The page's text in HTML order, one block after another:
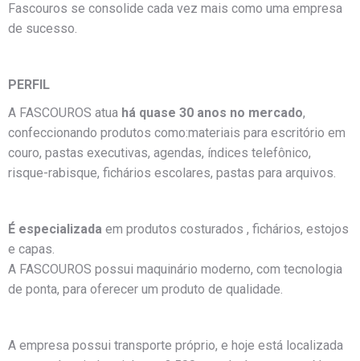
Fascouros se consolide cada vez mais como uma empresa
de sucesso.
PERFIL
A FASCOUROS atua há quase 30 anos no mercado,
confeccionando produtos como:materiais para escritório em
couro, pastas executivas, agendas, índices telefônico,
risque-rabisque, fichários escolares, pastas para arquivos.
É especializada em produtos costurados , fichários, estojos
e capas.
A FASCOUROS possui maquinário moderno, com tecnologia
de ponta, para oferecer um produto de qualidade.
A empresa possui transporte próprio, e hoje está localizada